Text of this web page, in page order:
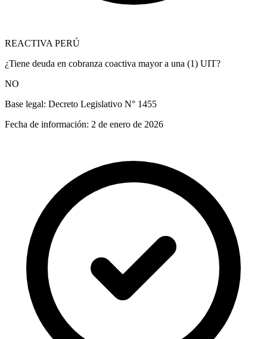
REACTIVA PERÚ
¿Tiene deuda en cobranza coactiva mayor a una (1) UIT?
NO
Base legal: Decreto Legislativo N° 1455
Fecha de información: 2 de enero de 2026